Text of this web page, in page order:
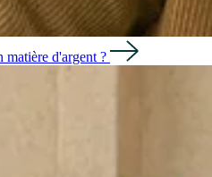
matière d'argent ?